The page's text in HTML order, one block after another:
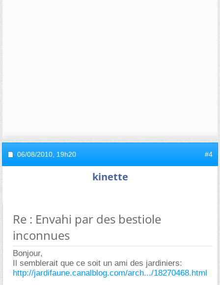
06/08/2010, 19h20 #4
kinette
Re : Envahi par des bestiole
inconnues
Bonjour,
Il semblerait que ce soit un ami des jardiniers:
http://jardifaune.canalblog.com/arch.../18270468.html